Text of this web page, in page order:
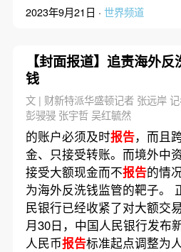
2023年9月21日 · 世界频道
【封面报道】追责海外反
钱
文 | 财新特派华盛顿记者 张远岸
彭骎骎 张宇哲 吴红毓然
的账户必须及时报告，而且
金、只接受转账。而境外中
接受大额现金而不报告的情
为海外反洗钱监管的靶子。
民银行已经收紧了对大额交
月30日，中国人民银行发布
人民币报告标准起点调整